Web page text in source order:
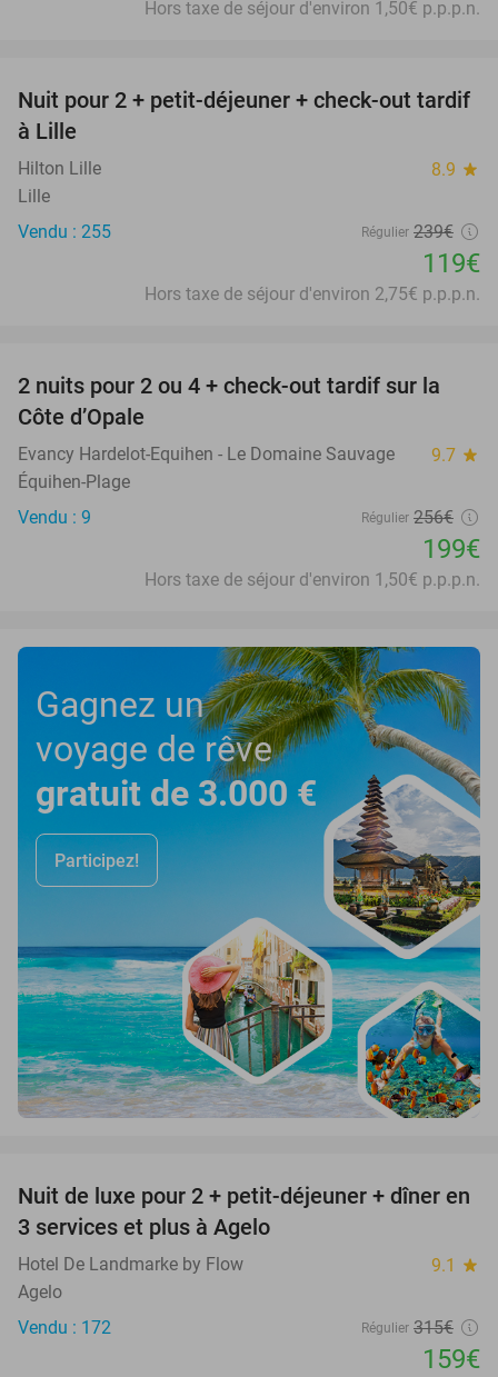
Hors taxe de séjour d'environ 1,50€ p.p.p.n.
50%
Nuit pour 2 + petit-déjeuner + check-out tardif
à Lille
Hilton Lille 8.9 star
Lille
Vendu : 255
Régulier 239€
119€
Hors taxe de séjour d'environ 2,75€ p.p.p.n.
22%
2 nuits pour 2 ou 4 + check-out tardif sur la
Côte d’Opale
Evancy Hardelot-Equihen - Le Domaine Sauvage 9.7 star
Équihen-Plage
Vendu : 9
Régulier 256€
199€
Hors taxe de séjour d'environ 1,50€ p.p.p.n.
Gagnez un
voyage de rêve
gratuit de 3.000 €
Participez!
50%
Nuit de luxe pour 2 + petit-déjeuner + dîner en
3 services et plus à Agelo
Hotel De Landmarke by Flow 9.1 star
Agelo
Vendu : 172
Régulier 315€
159€